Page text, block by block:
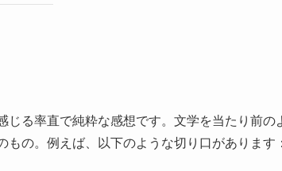
る率直で純粋な感想です。文学を当たり前の
の。例えば、以下のような切り口があります：